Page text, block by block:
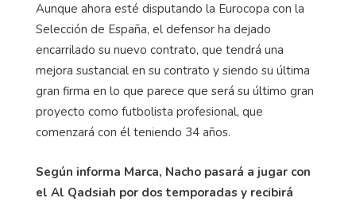
Aunque ahora esté disputando la Eurocopa con la
Selección de España, el defensor ha dejado
encarrilado su nuevo contrato, que tendrá una
mejora sustancial en su contrato y siendo su última
gran firma en lo que parece que será su último gran
proyecto como futbolista profesional, que
comenzará con él teniendo 34 años.
Según informa Marca, Nacho pasará a jugar con
el Al Qadsiah por dos temporadas y recibirá